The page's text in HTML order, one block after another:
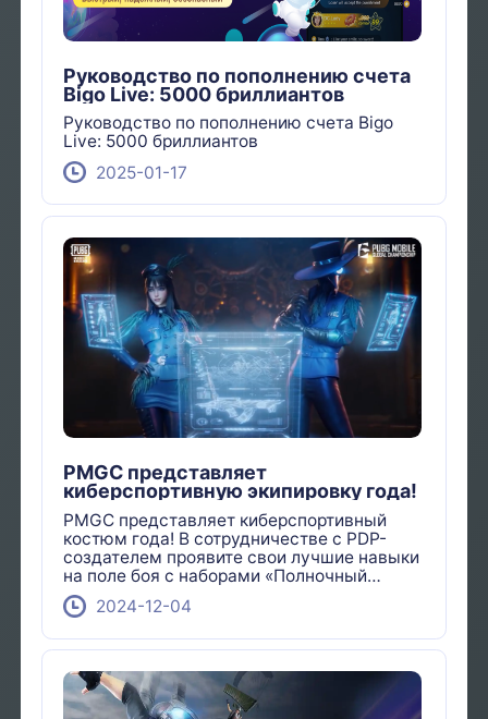
Руководство по пополнению счета
Bigo Live: 5000 бриллиантов
Руководство по пополнению счета Bigo
Live: 5000 бриллиантов
2025-01-17
PMGC представляет
киберспортивную экипировку года!
PMGC представляет киберспортивный
костюм года! В сотрудничестве с PDP-
создателем проявите свои лучшие навыки
на поле боя с наборами «Полночный
Ворон» и «Полночная Загадка»
2024-12-04